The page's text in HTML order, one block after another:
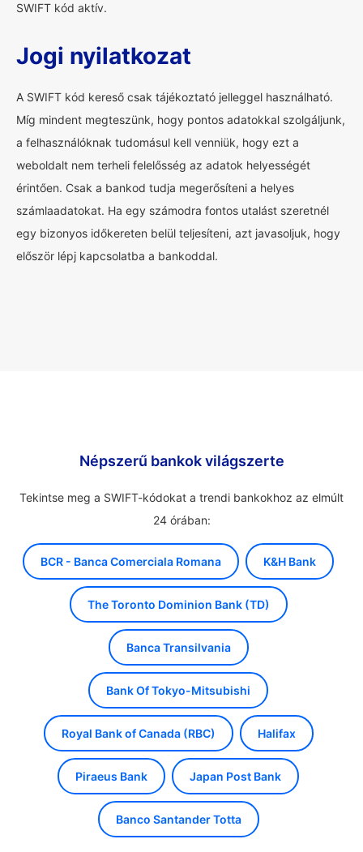
SWIFT kód aktív.
Jogi nyilatkozat
A SWIFT kód kereső csak tájékoztató jelleggel használható.
Míg mindent megteszünk, hogy pontos adatokkal szolgáljunk,
a felhasználóknak tudomásul kell venniük, hogy ezt a
weboldalt nem terheli felelősség az adatok helyességét
érintően. Csak a bankod tudja megerősíteni a helyes
számlaadatokat. Ha egy számodra fontos utalást szeretnél
egy bizonyos időkereten belül teljesíteni, azt javasoljuk, hogy
először lépj kapcsolatba a bankoddal.
Népszerű bankok világszerte
Tekintse meg a SWIFT-kódokat a trendi bankokhoz az elmúlt
24 órában:
BCR - Banca Comerciala Romana K&H Bank
The Toronto Dominion Bank (TD)
Banca Transilvania
Bank Of Tokyo-Mitsubishi
Royal Bank of Canada (RBC) Halifax
Piraeus Bank Japan Post Bank
Banco Santander Totta